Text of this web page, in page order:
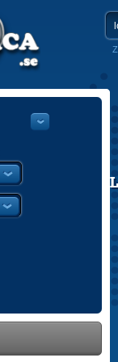
POLISH